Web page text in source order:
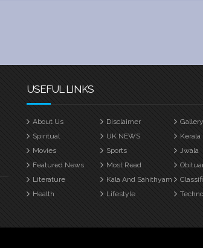
USEFUL LINKS
About Us Disclaimer Gallery
Spiritual
UK NEWS Kerala
Movies
Sports Jwala
Featured News
Most Read
Literature
Kala And Sahithyam
Health
Lifestyle